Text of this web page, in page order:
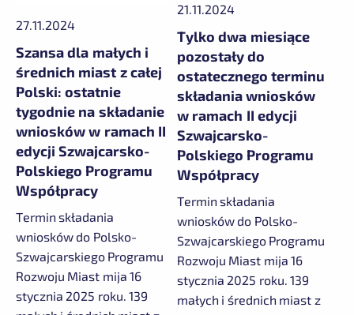
27.11.2024
Szansa dla małych i
średnich miast z całej
Polski: ostatnie
tygodnie na składanie
wniosków w ramach II
edycji Szwajcarsko-
Polskiego Programu
Współpracy
Termin składania
wniosków do Polsko-
Szwajcarskiego Programu
Rozwoju Miast mija 16
stycznia 2025 roku. 139
21.11.2024
Tylko dwa miesiące
pozostały do
ostatecznego terminu
składania wniosków
w ramach II edycji
Szwajcarsko-
Polskiego Programu
Współpracy
Termin składania
wniosków do Polsko-
Szwajcarskiego Programu
Rozwoju Miast mija 16
stycznia 2025 roku. 139
małych i średnich miast z